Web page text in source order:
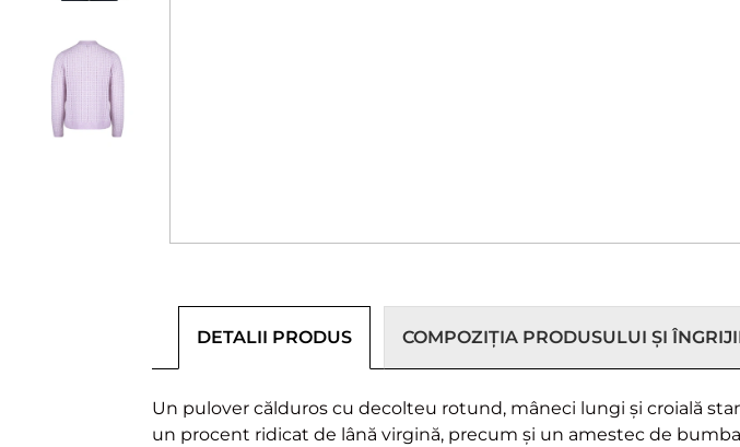
DETALII PRODUS COMPOZIȚIA PRODUSULUI ȘI
Un pulover călduros cu decolteu rotund, mâneci lungi și croială
un procent ridicat de lână virgină, precum și un amestec de